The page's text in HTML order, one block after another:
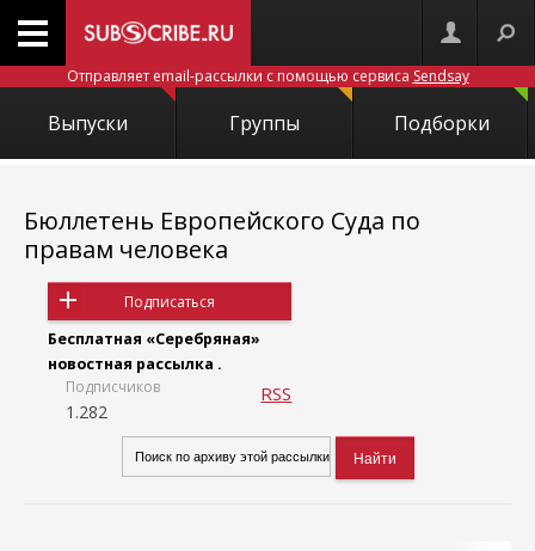
Отправляет email-рассылки с помощью сервиса Sendsay
Выпуски Группы Подборки
Бюллетень Европейского Суда по
правам человека
Подписаться
Бесплатная «Серебряная»
новостная рассылка .
Подписчиков
1.282
RSS